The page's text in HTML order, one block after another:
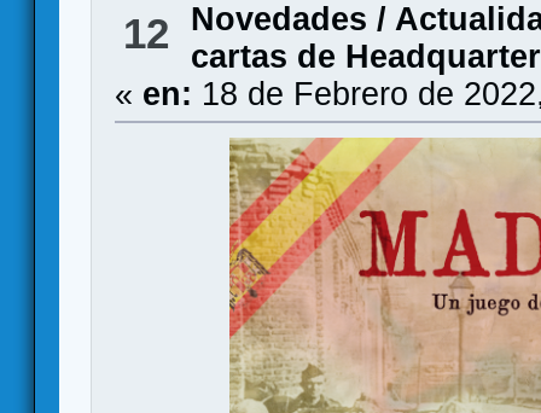
12
Novedades /
cartas de Headquarter
« en: 18 de Febrero de